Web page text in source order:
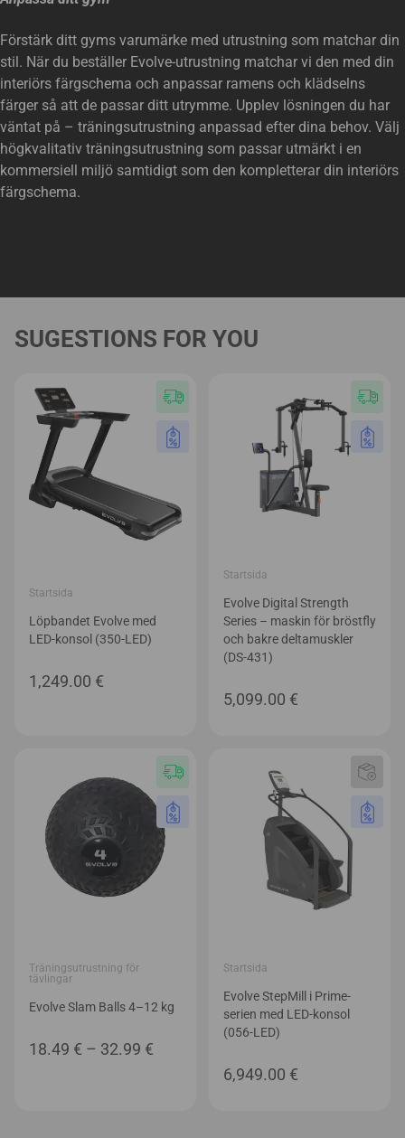
Förstärk ditt gyms varumärke med utrustning som matchar din
stil. När du beställer Evolve-utrustning matchar vi den med din
interiörs färgschema och anpassar ramens och klädselns
färger så att de passar ditt utrymme. Upplev lösningen du har
väntat på – träningsutrustning anpassad efter dina behov. Välj
högkvalitativ träningsutrustning som passar utmärkt i en
kommersiell miljö samtidigt som den kompletterar din interiörs
färgschema.
SUGESTIONS FOR YOU
Startsida
Löpbandet Evolve med
LED-konsol (350-LED)
1,249.00 €
Startsida
Evolve Digital Strength
Series – maskin för bröstfly
och bakre deltamuskler
(DS-431)
5,099.00 €
Träningsutrustning för
tävlingar
Evolve Slam Balls 4–12 kg
18.49 € – 32.99 €
Startsida
Evolve StepMill i Prime-
serien med LED-konsol
(056-LED)
6,949.00 €